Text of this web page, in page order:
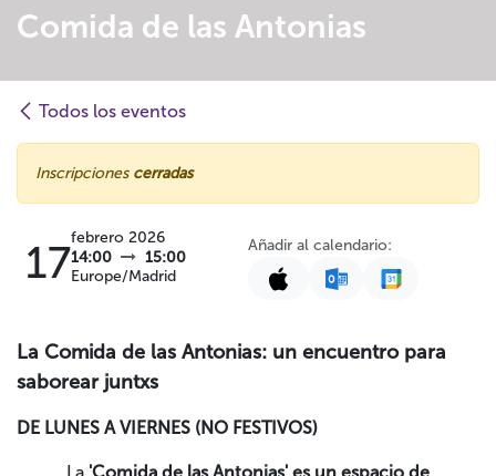
Comida de las Antonias
Todos los eventos
Inscripciones cerradas
17febrero 2026
14:00
15:00
Europe/Madrid
Añadir al calendario:
La Comida de las Antonias: un encuentro para
saborear juntxs
DE LUNES A VIERNES (NO FESTIVOS)